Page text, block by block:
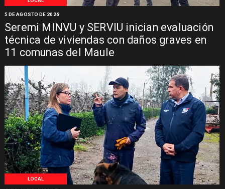
Seremi MINVU y SERVIU inician evaluación
técnica de viviendas con daños graves en
11 comunas del Maule
5 DE AGOSTO DE 2026
LOCAL